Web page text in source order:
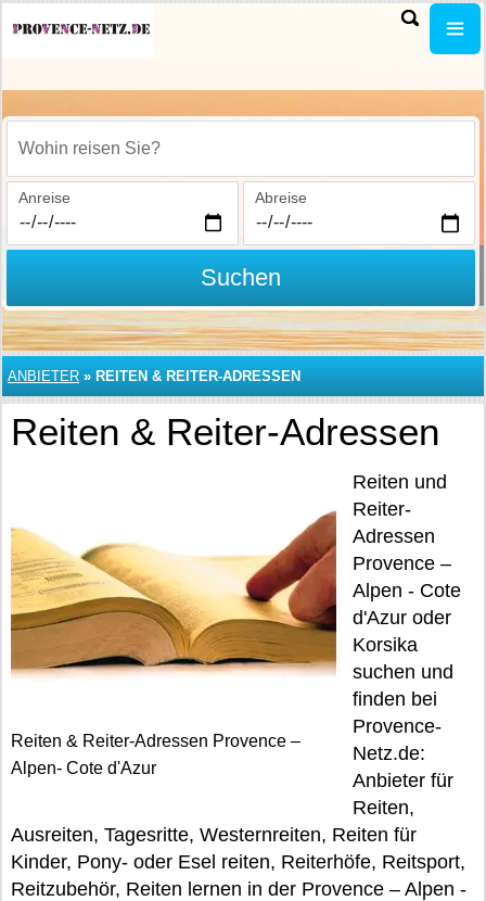
Wohin reisen Sie?
Anreise Abreise
Suchen
ANBIETER » REITEN & REITER-ADRESSEN
Reiten & Reiter-Adressen
Reiten & Reiter-Adressen Provence –
Alpen- Cote d'Azur
Reiten und
Reiter-
Adressen
Provence –
Alpen - Cote
d'Azur oder
Korsika
suchen und
finden bei
Provence-
Netz.de:
Anbieter für
Reiten,
Ausreiten, Tagesritte, Westernreiten, Reiten für
Kinder, Pony- oder Esel reiten, Reiterhöfe, Reitsport,
Reitzubehör, Reiten lernen in der Provence – Alpen -